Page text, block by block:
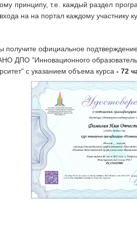
принципу, т.е. каждый раздел
на на портал каждому участнику
получите официальное
ДПО "Инновационного
с указанием объема курса - 72